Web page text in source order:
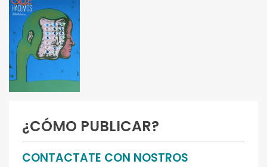
¿CÓMO PUBLICAR?
CONTACTATE CON NOSTROS